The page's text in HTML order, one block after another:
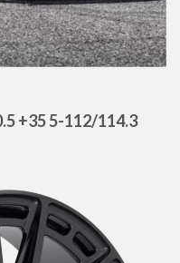
+35 5-112/114.3